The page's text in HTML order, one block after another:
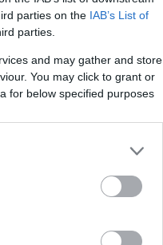
parties on the IAB’s List of
parties.
and may gather and store
You may click to grant or
for below specified purposes